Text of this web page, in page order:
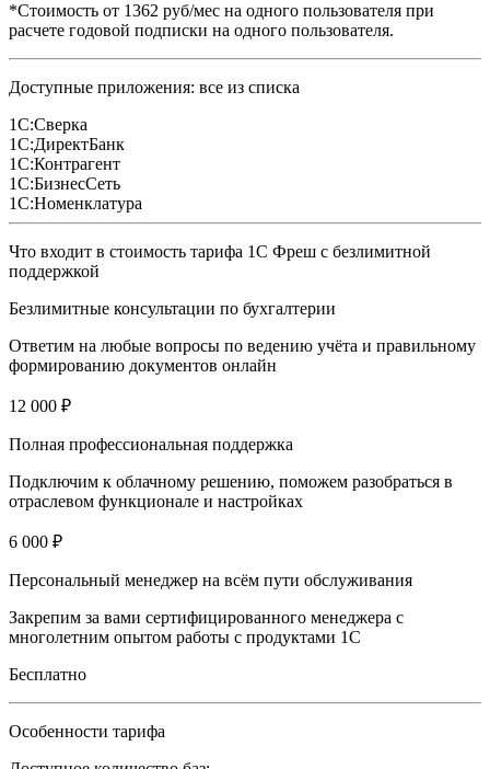
*Стоимость от 1362 руб/мес на одного пользователя при
расчете годовой подписки на одного пользователя.
Доступные приложения: все из списка
1С:Сверка
1С:ДиректБанк
1С:Контрагент
1С:БизнесСеть
1С:Номенклатура
Что входит в стоимость тарифа 1С Фреш с безлимитной
поддержкой
Безлимитные консультации по бухгалтерии
Ответим на любые вопросы по ведению учёта и правильному
формированию документов онлайн
12 000 ₽
Полная профессиональная поддержка
Подключим к облачному решению, поможем разобраться в
отраслевом функционале и настройках
6 000 ₽
Персональный менеджер на всём пути обслуживания
Закрепим за вами сертифицированного менеджера с
многолетним опытом работы с продуктами 1С
Бесплатно
Особенности тарифа